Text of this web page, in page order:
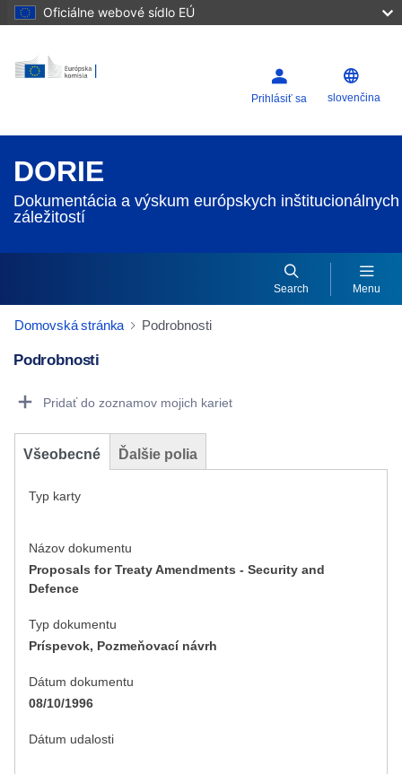
Oficiálne webové sídlo EÚ
Prihlásiť sa slovenčina
DORIE
Dokumentácia a výskum európskych inštitucionálnych
záležitostí
Search Menu
Domovská stránka Podrobnosti
Podrobnosti
Pridať do zoznamov mojich kariet
Všeobecné Ďalšie polia
Typ karty
Názov dokumentu
Proposals for Treaty Amendments - Security and
Defence
Typ dokumentu
Príspevok, Pozmeňovací návrh
Dátum dokumentu
08/10/1996
Dátum udalosti